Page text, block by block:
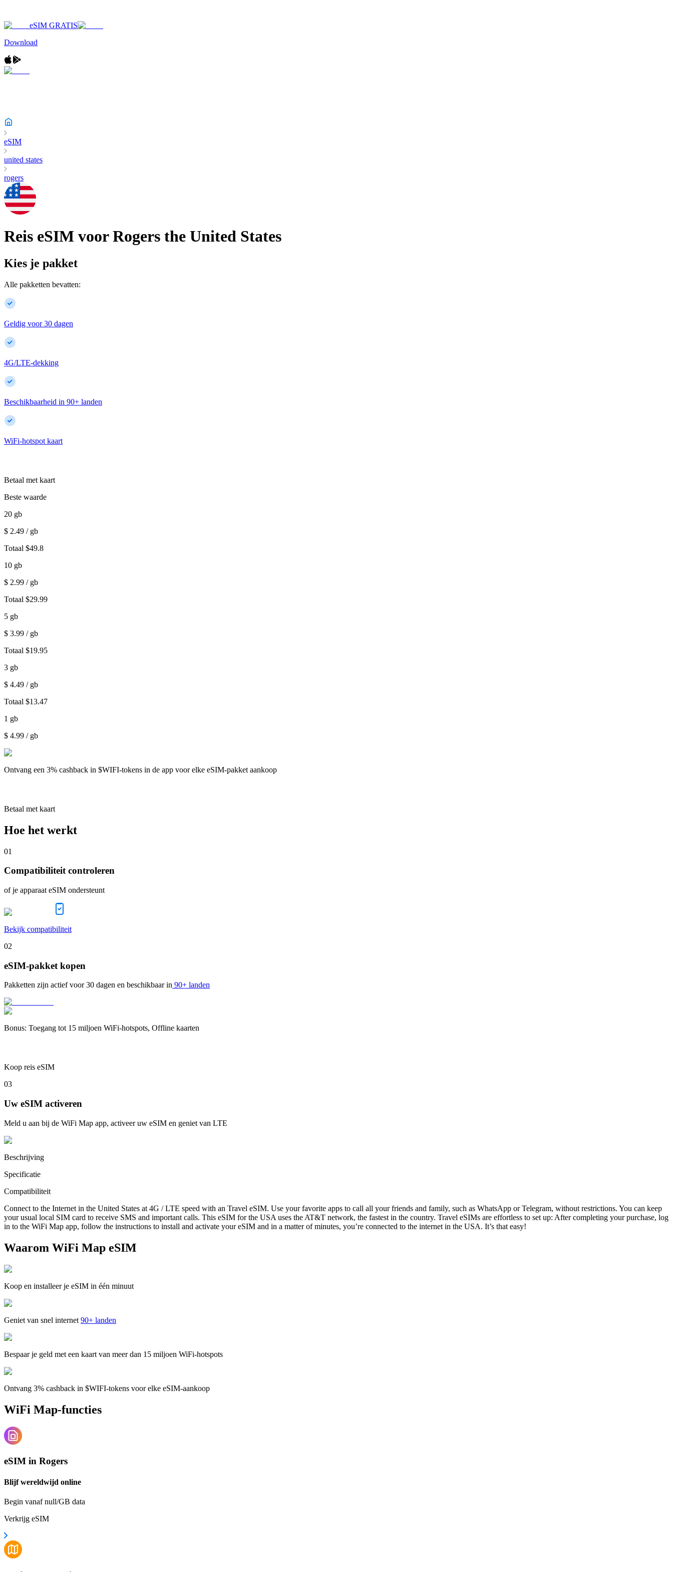
eSIM GRATIS
Download
eSIM
united states
rogers
Reis eSIM voor Rogers the United States
Kies je pakket
Alle pakketten bevatten:
Geldig voor 30 dagen
4G/LTE-dekking
Beschikbaarheid in 90+ landen
WiFi-hotspot kaart
Betaal met kaart
Beste waarde
20 gb
$ 2.49 / gb
Totaal $49.8
10 gb
$ 2.99 / gb
Totaal $29.99
5 gb
$ 3.99 / gb
Totaal $19.95
3 gb
$ 4.49 / gb
Totaal $13.47
1 gb
$ 4.99 / gb
Ontvang een 3% cashback in $WIFI-tokens in de app voor elke eSIM-pakket aankoop
Betaal met kaart
Hoe het werkt
01
Compatibiliteit controleren
of je apparaat eSIM ondersteunt
Bekijk compatibiliteit
02
eSIM-pakket kopen
Pakketten zijn actief voor 30 dagen en beschikbaar in 90+ landen
Bonus: Toegang tot 15 miljoen WiFi-hotspots, Offline kaarten
Koop reis eSIM
03
Uw eSIM activeren
Meld u aan bij de WiFi Map app, activeer uw eSIM en geniet van LTE
Beschrijving
Specificatie
Compatibiliteit
Connect to the Internet in the United States at 4G / LTE speed with an Travel eSIM. Use your favorite apps to call all your friends and family, such as WhatsApp or Telegram, without restrictions. You can keep
your usual local SIM card to receive SMS and important calls. This eSIM for the USA uses the AT&T network, the fastest in the country. Travel eSIMs are effortless to set up: After completing your purchase, log
in to the WiFi Map app, follow the instructions to install and activate your eSIM and in a matter of minutes, you’re connected to the internet in the USA. It’s that easy!
Waarom WiFi Map eSIM
Koop en installeer je eSIM in één minuut
Geniet van snel internet 90+ landen
Bespaar je geld met een kaart van meer dan 15 miljoen WiFi-hotspots
Ontvang 3% cashback in $WIFI-tokens voor elke eSIM-aankoop
WiFi Map-functies
eSIM in Rogers
Blijf wereldwijd online
Begin vanaf null/GB data
Verkrijg eSIM